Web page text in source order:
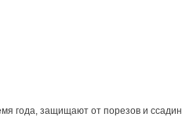
года, защищают от порезов и ссадин